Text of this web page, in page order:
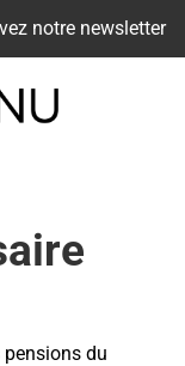
notre newsletter
du